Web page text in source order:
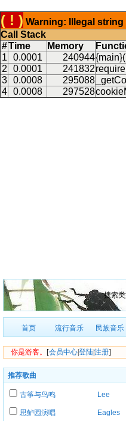
( ! ) Warning: Illegal
Call Stack
#Time Memory
1
0.0001 240944
2
0.0001 241832
3
0.0008 295088
4
0.0008 297528
搜索
首页 流行音乐 民族音乐
你是游客。 [会员中心登陆注册]
推荐歌曲
古筝与鸟鸣
Lee
Parnell
思鲈园演唱
Eagles